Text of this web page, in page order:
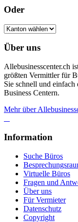
Oder
Über uns
Allebusinesscenter.ch
größten Vermittler für
Sie schnell und
Business Centern.
Mehr über
Information
Suche Büros
Virtuelle Büros
Fragen und
Über uns
Für Vermieter
Datenschutz
Copyright